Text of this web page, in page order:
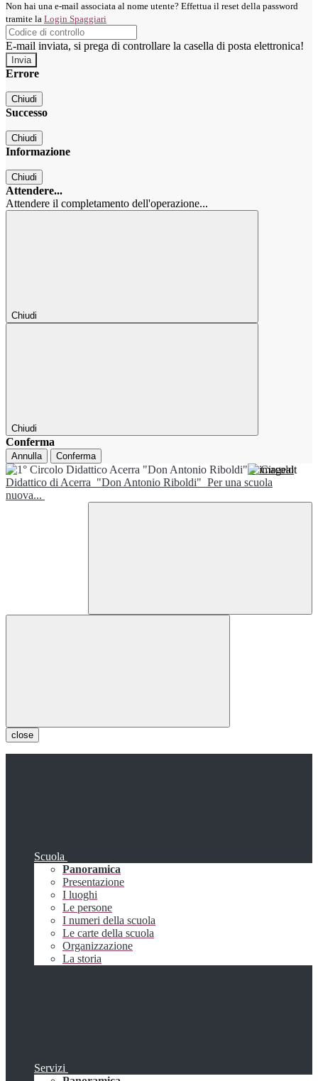
Non hai una e-mail associata al nome utente? Effettua il reset della password
tramite la Login Spaggiari
E-mail inviata, si prega di controllare la casella di posta elettronica!
Errore
Chiudi
Successo
Chiudi
Informazione
Chiudi
Attendere...
Attendere il completamento dell'operazione...
Chiudi
Chiudi
Conferma
Annulla Conferma
1° Circolo
Didattico di Acerra "Don Antonio Riboldi" Per una scuola
nuova...
close
Scuola
Panoramica
Presentazione
I luoghi
Le persone
I numeri della scuola
Le carte della scuola
Organizzazione
La storia
Servizi